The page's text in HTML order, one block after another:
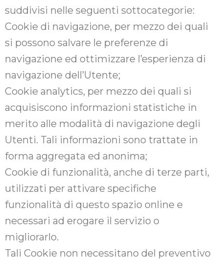
suddivisi nelle seguenti sottocategorie:
Cookie di navigazione, per mezzo dei quali
si possono salvare le preferenze di
navigazione ed ottimizzare l’esperienza di
navigazione dell’Utente;
Cookie analytics, per mezzo dei quali si
acquisiscono informazioni statistiche in
merito alle modalità di navigazione degli
Utenti. Tali informazioni sono trattate in
forma aggregata ed anonima;
Cookie di funzionalità, anche di terze parti,
utilizzati per attivare specifiche
funzionalità di questo spazio online e
necessari ad erogare il servizio o
migliorarlo.
Tali Cookie non necessitano del preventivo